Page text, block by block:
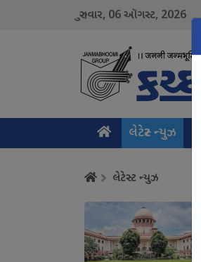
ગુરુવાર, 06ઑગસ્ટ, 2026
લેટેસ્ટ ન્યુઝ
લેટેસ્ટ ન્યુઝ